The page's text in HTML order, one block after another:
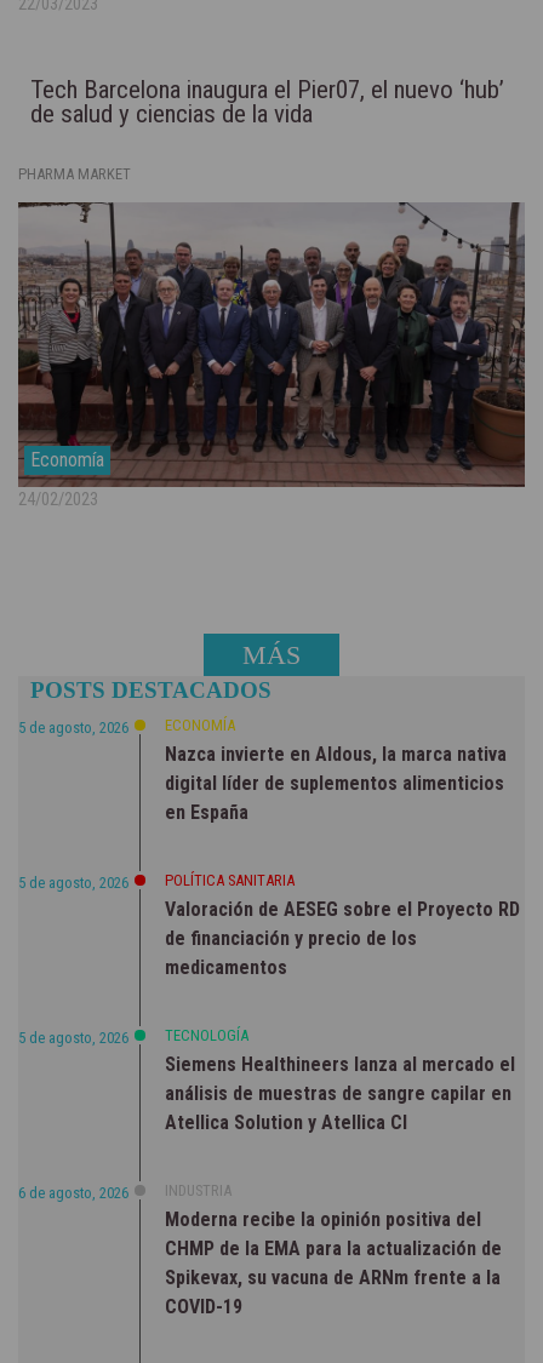
Tech Barcelona inaugura el Pier07, el nuevo ‘hub’
de salud y ciencias de la vida
PHARMA MARKET
Economía
24/02/2023
MÁS
NOTICIAS
POSTS DESTACADOS
5 de agosto, 2026 ECONOMÍA
Nazca invierte en Aldous, la marca nativa
digital líder de suplementos alimenticios
en España
5 de agosto, 2026 POLÍTICA SANITARIA
Valoración de AESEG sobre el Proyecto RD
de financiación y precio de los
medicamentos
5 de agosto, 2026 TECNOLOGÍA
Siemens Healthineers lanza al mercado el
análisis de muestras de sangre capilar en
Atellica Solution y Atellica CI
6 de agosto, 2026 INDUSTRIA
Moderna recibe la opinión positiva del
CHMP de la EMA para la actualización de
Spikevax, su vacuna de ARNm frente a la
COVID-19